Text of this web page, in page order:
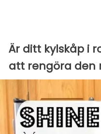
Är ditt kylskåp i
att rengöra den